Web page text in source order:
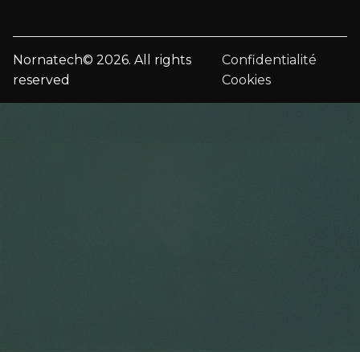
Nornatech© 2026. All rights
reserved
Confidentialité
Cookies